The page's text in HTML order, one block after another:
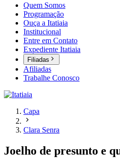
Quem Somos
Programação
Ouça a Itatiaia
Institucional
Entre em Contato
Expediente Itatiaia
Filiadas
Afiliadas
Trabalhe Conosco
Capa
Clara Senra
Joelho de presunto e